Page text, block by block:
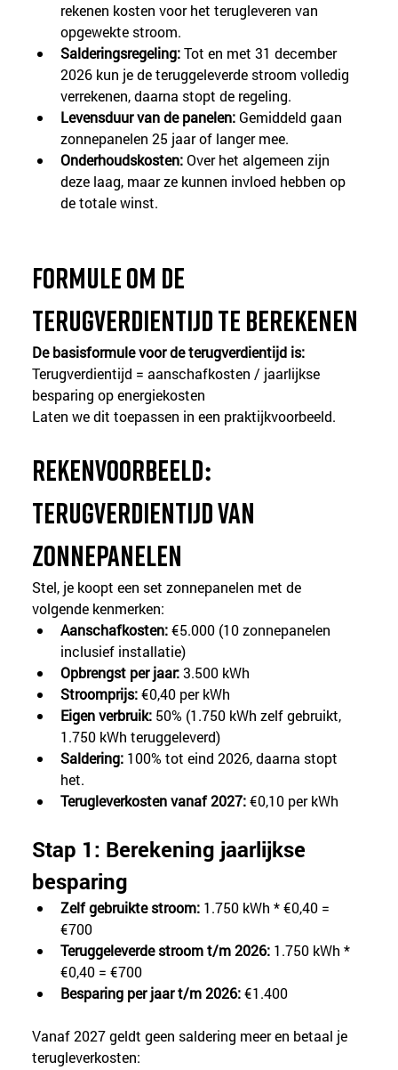
rekenen kosten voor het terugleveren van
opgewekte stroom.
Salderingsregeling: Tot en met 31 december
2026 kun je de teruggeleverde stroom volledig
verrekenen, daarna stopt de regeling.
Levensduur van de panelen: Gemiddeld gaan
zonnepanelen 25 jaar of langer mee.
Onderhoudskosten: Over het algemeen zijn
deze laag, maar ze kunnen invloed hebben op
de totale winst.
Formule om de
terugverdientijd te berekenen
De basisformule voor de terugverdientijd is:
Terugverdientijd = aanschafkosten / jaarlijkse
besparing op energiekosten
Laten we dit toepassen in een praktijkvoorbeeld.
Rekenvoorbeeld:
terugverdientijd van
zonnepanelen
Stel, je koopt een set zonnepanelen met de
volgende kenmerken:
Aanschafkosten: €5.000 (10 zonnepanelen
inclusief installatie)
Opbrengst per jaar: 3.500 kWh
Stroomprijs: €0,40 per kWh
Eigen verbruik: 50% (1.750 kWh zelf gebruikt,
1.750 kWh teruggeleverd)
Saldering: 100% tot eind 2026, daarna stopt
het.
Terugleverkosten vanaf 2027: €0,10 per kWh
Stap 1: Berekening jaarlijkse
besparing
Zelf gebruikte stroom: 1.750 kWh * €0,40 =
€700
Teruggeleverde stroom t/m 2026: 1.750 kWh *
€0,40 = €700
Besparing per jaar t/m 2026: €1.400
Vanaf 2027 geldt geen saldering meer en betaal je
terugleverkosten: